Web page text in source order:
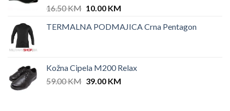
16.50KM Original
was:
10.00 KMCurrent
is:
TERMALNA PODMAJICA Crna Pentagon
Kožna Cipela M200 Relax
59.00KM Original
39.00 KMCurrent